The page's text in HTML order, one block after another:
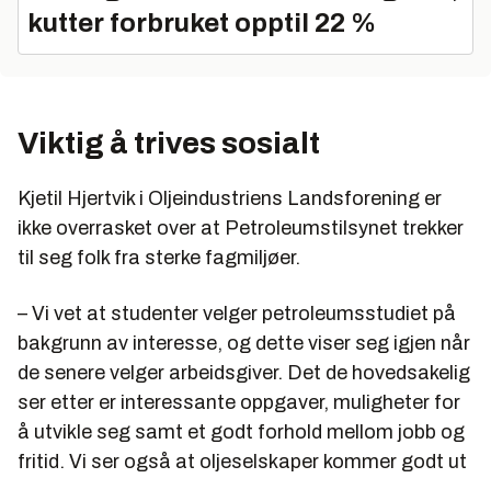
kutter forbruket opptil 22 %
Viktig å trives sosialt
Kjetil Hjertvik i Oljeindustriens Landsforening er
ikke overrasket over at Petroleumstilsynet trekker
til seg folk fra sterke fagmiljøer.
– Vi vet at studenter velger petroleumsstudiet på
bakgrunn av interesse, og dette viser seg igjen når
de senere velger arbeidsgiver. Det de hovedsakelig
ser etter er interessante oppgaver, muligheter for
å utvikle seg samt et godt forhold mellom jobb og
fritid. Vi ser også at oljeselskaper kommer godt ut